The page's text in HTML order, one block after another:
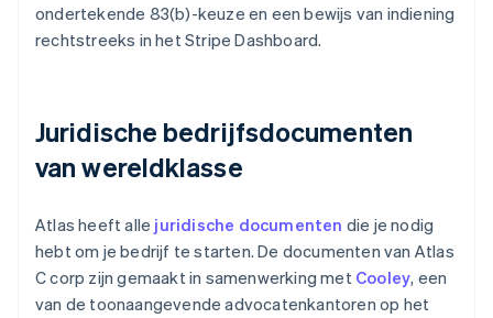
ondertekende 83(b)-keuze en een bewijs van indiening
rechtstreeks in het Stripe Dashboard.
Juridische bedrijfsdocumenten
van wereldklasse
Atlas heeft alle juridische documenten die je nodig
hebt om je bedrijf te starten. De documenten van Atlas
C corp zijn gemaakt in samenwerking met Cooley, een
van de toonaangevende advocatenkantoren op het